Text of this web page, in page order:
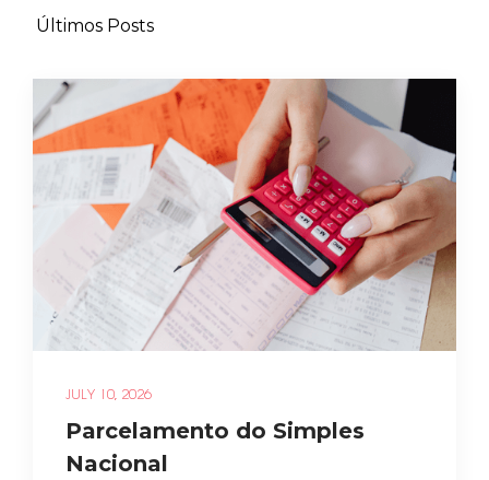
Últimos Posts
JULY 10, 2026
Parcelamento do Simples
Nacional